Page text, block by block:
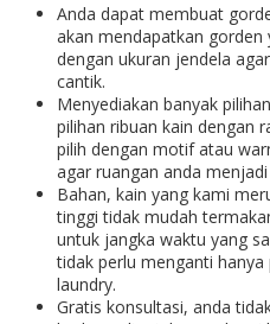
Anda dapat membuat
akan mendapatkan gorden
dengan ukuran jendela
cantik.
Menyediakan banyak
pilihan ribuan kain dengan
pilih dengan motif atau
agar ruangan anda
Bahan, kain yang kami
tinggi tidak mudah
untuk jangka waktu yang
tidak perlu menganti
laundry.
Gratis konsultasi, anda